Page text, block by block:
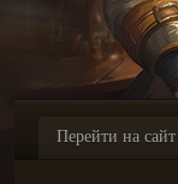
Перейти на сайт